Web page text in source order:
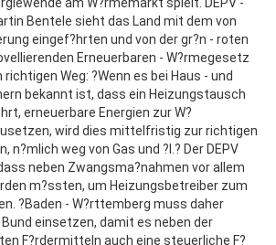
Bentele sieht das Land mit dem von
eingef?hrten und von der gr?n - roten
Erneuerbaren - W?rmegesetz
Weg: ?Wenn es bei Haus - und
bekannt ist, dass ein Heizungstausch
erneuerbare Energien zur W?
wird dies mittelfristig zur richtigen
n?mlich weg von Gas und ?l.? Der DEPV
neben Zwangsma?nahmen vor allem
m?ssten, um Heizungsbetreiber zum
?Baden - W?rttemberg muss daher
einsetzen, damit es neben der
F?rdermitteln auch eine steuerliche F?